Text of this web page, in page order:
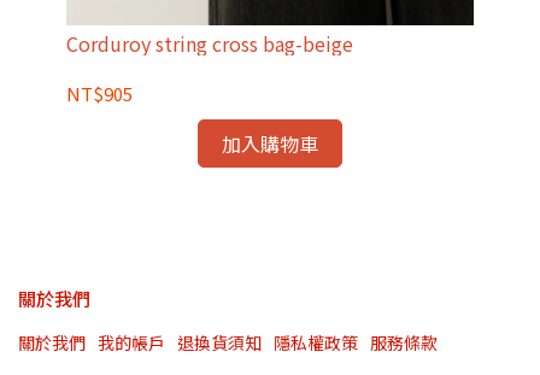
Corduroy string cross bag-beige
NT$905
加入購物車
關於我們
關於我們 我的帳戶 退換貨須知 隱私權政策 服務條款